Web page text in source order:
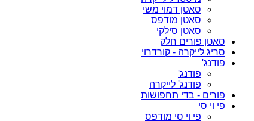
סאטן דמוי משי
סאטן מודפס
סאטן סילקי
סאטן פורים חלק
סריג לייקרה - קורדרוי
פודנג'
פודנג'
פודנג' לייקרה
פורים - בדי תחפושות
פי וי סי
פי וי סי מודפס